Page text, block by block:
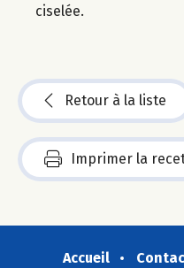
ciselée.
Retour à la liste
Imprimer la
Accueil